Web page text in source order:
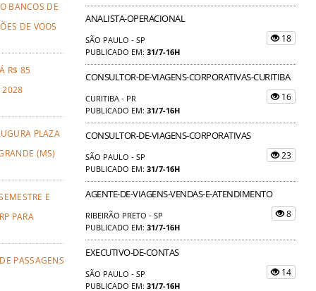
BANCOS DE
DE VOOS
R$ 85
2028
PLAZA
(MS)
E
PARA
PASSAGENS
ANALISTA-OPERACIONAL
SÃO PAULO - SP
PUBLICADO EM: 31/7-16H
18
CONSULTOR-DE-VIAGENS-CORPORATIVAS-CURITIBA
CURITIBA - PR
PUBLICADO EM: 31/7-16H
16
CONSULTOR-DE-VIAGENS-CORPORATIVAS
SÃO PAULO - SP
PUBLICADO EM: 31/7-16H
23
AGENTE-DE-VIAGENS-VENDAS-E-ATENDIMENTO
RIBEIRÃO PRETO - SP
PUBLICADO EM: 31/7-16H
8
EXECUTIVO-DE-CONTAS
SÃO PAULO - SP
PUBLICADO EM: 31/7-16H
14